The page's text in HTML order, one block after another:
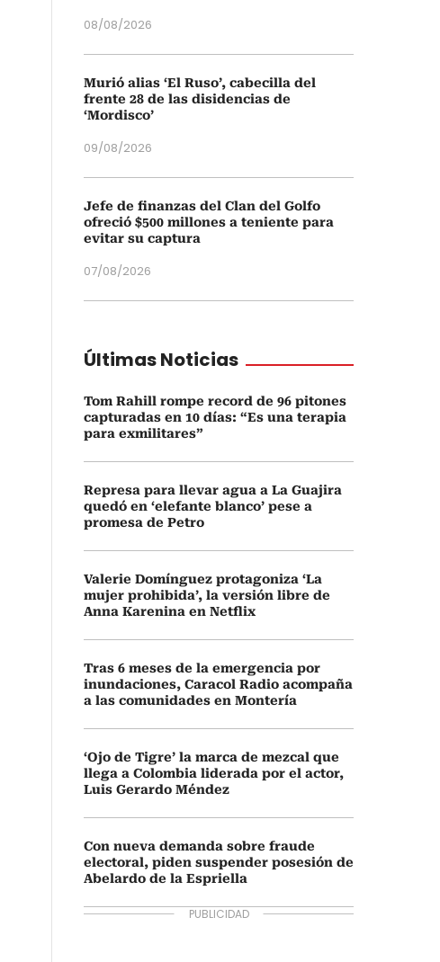
08/08/2026
Murió alias ‘El Ruso’, cabecilla del
frente 28 de las disidencias de
‘Mordisco’
09/08/2026
Jefe de finanzas del Clan del Golfo
ofreció $500 millones a teniente para
evitar su captura
07/08/2026
Últimas Noticias
Tom Rahill rompe record de 96 pitones
capturadas en 10 días: “Es una terapia
para exmilitares”
Represa para llevar agua a La Guajira
quedó en ‘elefante blanco’ pese a
promesa de Petro
Valerie Domínguez protagoniza ‘La
mujer prohibida’, la versión libre de
Anna Karenina en Netflix
Tras 6 meses de la emergencia por
inundaciones, Caracol Radio acompaña
a las comunidades en Montería
‘Ojo de Tigre’ la marca de mezcal que
llega a Colombia liderada por el actor,
Luis Gerardo Méndez
Con nueva demanda sobre fraude
electoral, piden suspender posesión de
Abelardo de la Espriella